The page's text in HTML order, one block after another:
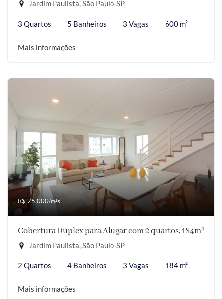
Jardim Paulista, São Paulo-SP
3 Quartos 5 Banheiros 3 Vagas 600 m²
Mais informações
R$ 25.000/mês
Cobertura Duplex para Alugar com 2 quartos, 184m²
Jardim Paulista, São Paulo-SP
2 Quartos 4 Banheiros 3 Vagas 184 m²
Mais informações